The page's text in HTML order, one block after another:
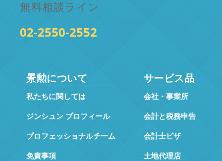
無料相談ライン
02-2550-2552
景勲について
私たちに関しては
ジンシュン プロフィール
プロフェッショナルチーム
免責事項
サービス品
会社・事業所
会計と税務申告
会計士ビザ
土地代理店